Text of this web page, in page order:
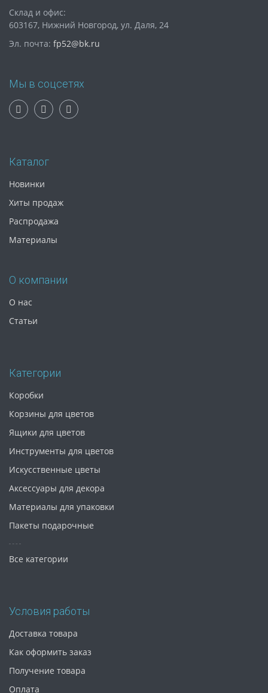
Склад и офис:
603167, Нижний Новгород, ул. Даля, 24
Эл. почта: fp52@bk.ru
Мы в соцсетях
Каталог
Новинки
Хиты продаж
Распродажа
Материалы
О компании
О нас
Статьи
Категории
Коробки
Корзины для цветов
Ящики для цветов
Инструменты для цветов
Искусственные цветы
Аксессуары для декора
Материалы для упаковки
Пакеты подарочные
Все категории
Условия работы
Доставка товара
Как оформить заказ
Получение товара
Оплата